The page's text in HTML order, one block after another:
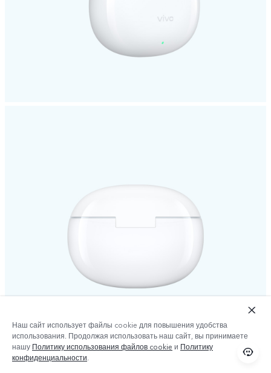
Наш сайт использует файлы cookie для повышения удобства
использования. Продолжая использовать наш сайт, вы принимаете
нашу Политику использования файлов cookie и Политику
конфиденциальности.